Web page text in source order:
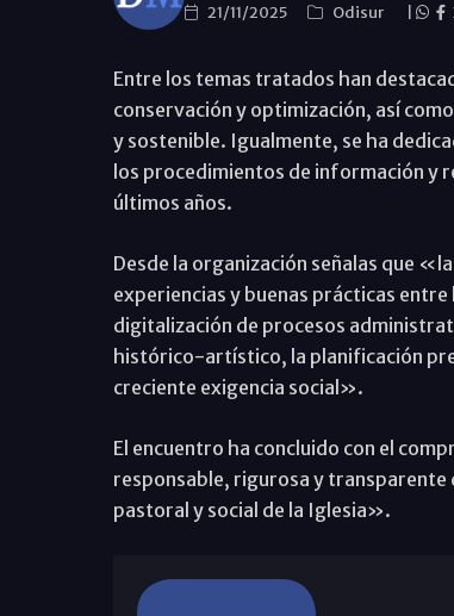
21/11/2025 Odisur
Entre los temas tratados han
conservación y optimización, así
y sostenible. Igualmente, se ha
los procedimientos de información y
últimos años.
Desde la organización señalas que
experiencias y buenas prácticas
digitalización de procesos
histórico-artístico, la planificación
creciente exigencia social».
El encuentro ha concluido con el
responsable, rigurosa y transparente
pastoral y social de la Iglesia».